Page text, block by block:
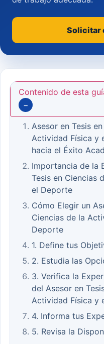
Contenido de esta
−
Asesor en Tesis
Actividad Física y
hacia el Éxito
Importancia de la
Tesis en Ciencias
el Deporte
Cómo Elegir un
Ciencias de la
Deporte
1. Define tus
2. Estudia las
3. Verifica la
del Asesor en
Actividad Física y
4. Informa tus
5. Revisa la
Solicitar